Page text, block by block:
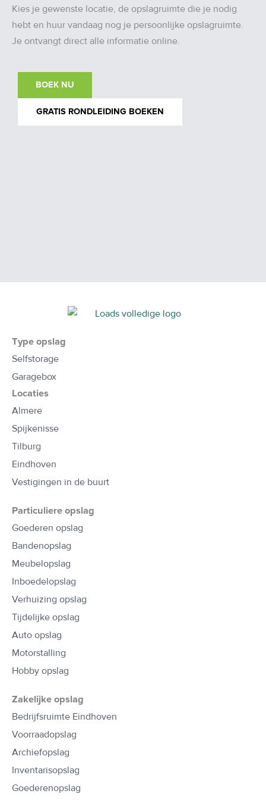
Kies je gewenste locatie, de opslagruimte die je nodig
hebt en huur vandaag nog je persoonlijke opslagruimte.
Je ontvangt direct alle informatie online.
BOEK NU
GRATIS RONDLEIDING BOEKEN
Type opslag
Selfstorage
Garagebox
Locaties
Almere
Spijkenisse
Tilburg
Eindhoven
Vestigingen in de buurt
Particuliere opslag
Goederen opslag
Bandenopslag
Meubelopslag
Inboedelopslag
Verhuizing opslag
Tijdelijke opslag
Auto opslag
Motorstalling
Hobby opslag
Zakelijke opslag
Bedrijfsruimte Eindhoven
Voorraadopslag
Archiefopslag
Inventarisopslag
Goederenopslag